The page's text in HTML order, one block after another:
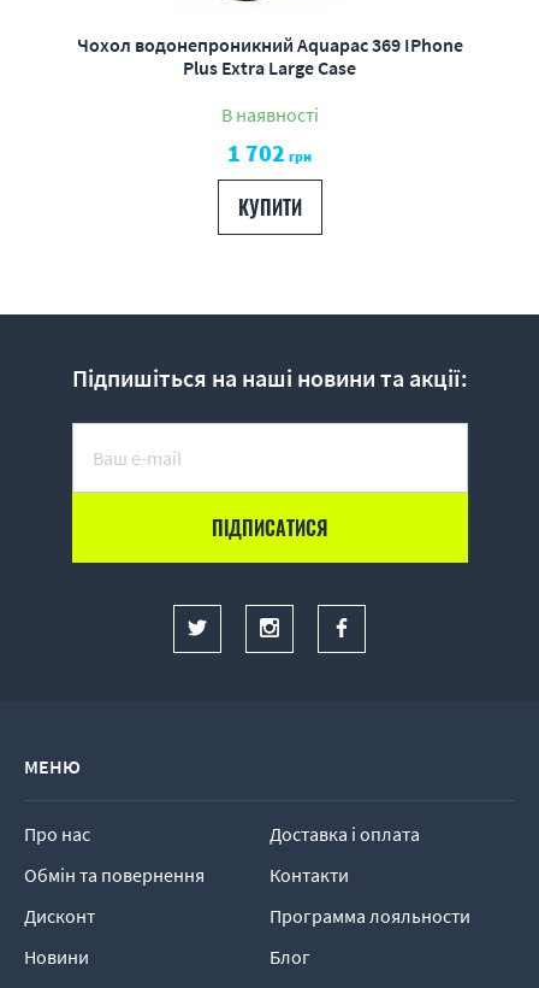
Чохол водонепроникний Aquapac 369 IPhone
Plus Extra Large Case
В наявності
1 702 грн
КУПИТИ
Підпишіться на наші новини та акції:
МЕНЮ
Про нас
Доставка і оплата
Обмін та повернення
Контакти
Дисконт
Программа лояльности
Новини
Блог